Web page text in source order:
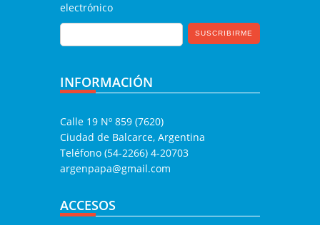
electrónico
INFORMACIÓN
Calle 19 Nº 859 (7620)
Ciudad de Balcarce, Argentina
Teléfono (54-2266) 4-20703
argenpapa@gmail.com
ACCESOS